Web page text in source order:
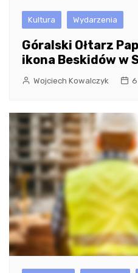
Kultura Wydarzenia
Góralski Ołtarz
ikona Beskidów w
Wojciech Kowalczyk